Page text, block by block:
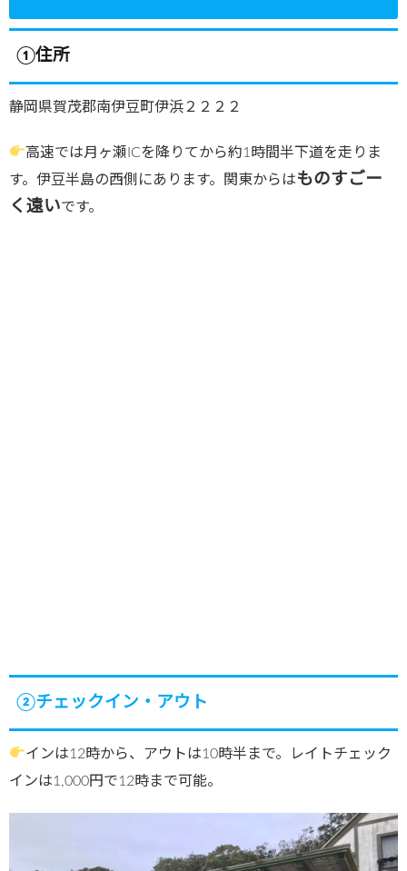
①住所
静岡県賀茂郡南伊豆町伊浜２２２２
高速では月ヶ瀬ICを降りてから約1時間半下道を走りま
す。伊豆半島の西側にあります。関東からはものすごー
く遠いです。
②チェックイン・アウト
インは12時から、アウトは10時半まで。レイトチェック
インは1,000円で12時まで可能。